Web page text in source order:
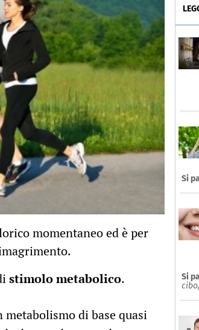
momentaneo ed è per
stimolo metabolico.
di base quasi
Si
Si
cibo,